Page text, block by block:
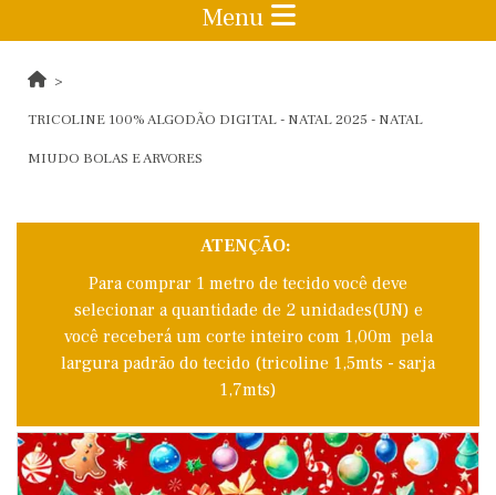
Menu
TRICOLINE 100% ALGODÃO DIGITAL - NATAL 2025 - NATAL
MIUDO BOLAS E ARVORES
ATENÇÃO:
Para comprar 1 metro de tecido você deve
selecionar a quantidade de 2 unidades(UN) e
você receberá um corte inteiro com 1,00m pela
largura padrão do tecido (tricoline 1,5mts - sarja
1,7mts)